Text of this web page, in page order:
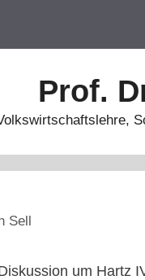
Prof.
Sell
um Hartz